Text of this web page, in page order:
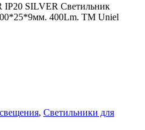
IP20 SILVER Светильник
400Lm. ТМ Uniel
, Светильники для